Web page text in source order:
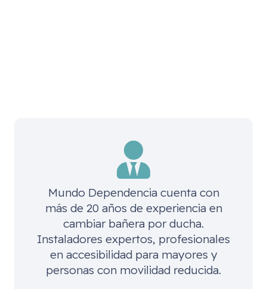
Mundo Dependencia cuenta con
más de 20 años de experiencia en
cambiar bañera por ducha.
Instaladores expertos, profesionales
en accesibilidad para mayores y
personas con movilidad reducida.